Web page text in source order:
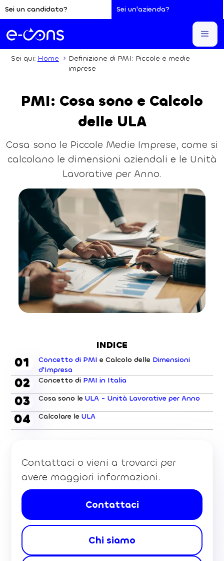
Sei un candidato? Sei un'azienda?
Sei qui: Home
Definizione di PMI: Piccole e medie
imprese
PMI: Cosa sono e Calcolo
delle ULA
Cosa sono le Piccole Medie Imprese, come si
calcolano le dimensioni aziendali e le Unità
Lavorative per Anno.
INDICE
01 Concetto di PMI e Calcolo delle Dimensioni
d'Impresa
02 Concetto di PMI in Italia
03 Cosa sono le ULA - Unità Lavorative per Anno
04 Calcolare le ULA
Contattaci o vieni a trovarci per
avere maggiori informazioni.
Contattaci
Chi siamo